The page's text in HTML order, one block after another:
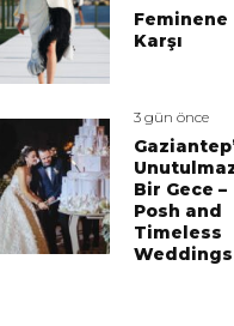
Feminene
Karşı
3 gün önce
Bir Gece –
Posh and
Timeless
Weddings